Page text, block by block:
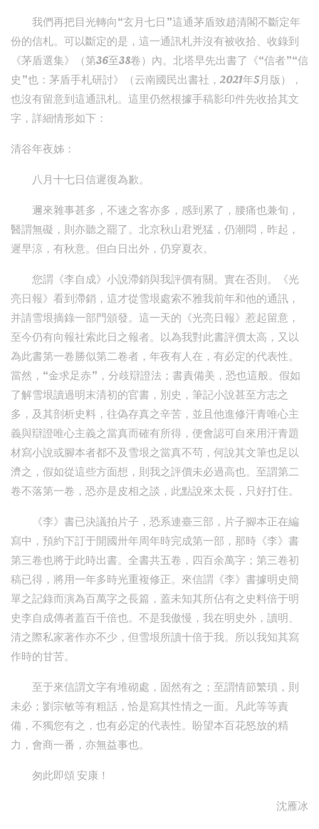
我們再把目光轉向“玄月七日”這通茅盾致趙清閣不斷定年
份的信札。可以斷定的是，這一通訊札并沒有被收拾、收錄到
《茅盾選集》（第36至38卷）內。北塔早先出書了《“信者”“信
史”也：茅盾手札研討》（云南國民出書社，2021年5月版），
也沒有留意到這通訊札。這里仍然根據手稿影印件先收拾其文
字，詳細情形如下：
清谷年夜姊：
八月十七日信遲復為歉。
邇來雜事甚多，不速之客亦多，感到累了，腰痛也兼旬，
醫謂無礙，則亦聽之罷了。北京秋山君兇猛，仍潮悶，昨起，
遲早涼，有秋意。但白日出外，仍穿夏衣。
您謂《李自成》小說滯銷與我評價有關。實在否則。《光
亮日報》看到滯銷，這才從雪垠處索不雅我前年和他的通訊，
并請雪垠摘錄一部門頒發。這一天的《光亮日報》惹起留意，
至今仍有向報社索此日之報者。以為我對此書評價太高，又以
為此書第一卷勝似第二卷者，年夜有人在，有必定的代表性。
當然，“金求足赤”，分歧辯證法；書責備美，恐也這般。假如
了解雪垠讀過明末清初的官書，別史，筆記小說甚至方志之
多，及其剖析史料，往偽存真之辛苦，並且他進修汗青唯心主
義與辯證唯心主義之當真而確有所得，便會認可自來用汗青題
材寫小說或腳本者都不及雪垠之當真不茍，何說其文筆也足以
濟之，假如從這些方面想，則我之評價未必過高也。至謂第二
卷不落第一卷，恐亦是皮相之談，此點說來太長，只好打住。
《李》書已決議拍片子，恐系連臺三部，片子腳本正在編
寫中，預約下訂于開國卅年周年時完成第一部，那時《李》書
第三卷也將于此時出書。全書共五卷，四百余萬字；第三卷初
稿已得，將用一年多時光重複修正。來信謂《李》書據明史簡
單之記錄而演為百萬字之長篇，蓋未知其所佔有之史料倍于明
史李自成傳者蓋百千倍也。不是我傲慢，我在明史外，讀明、
清之際私家著作亦不少，但雪垠所讀十倍于我。所以我知其寫
作時的甘苦。
至于來信謂文字有堆砌處，固然有之；至謂情節繁瑣，則
未必；劉宗敏等有粗話，恰是寫其性情之一面。凡此等等責
備，不獨您有之，也有必定的代表性。盼望本百花怒放的精
力，會商一番，亦無益事也。
匆此即頌 安康！
沈雁冰